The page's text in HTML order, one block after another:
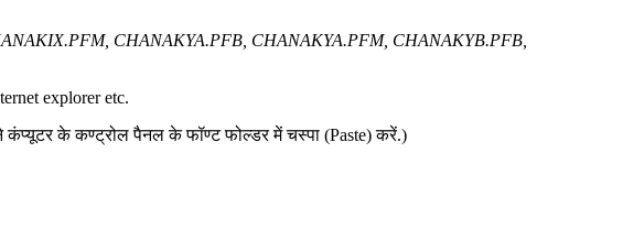
CHANAKYA.PFB, CHANAKYA.PFM, CHANAKYB.PFB,
explorer etc.
के कण्ट्रोल पैनल के फॉण्ट फोल्डर में चस्पा (Paste) करें.)